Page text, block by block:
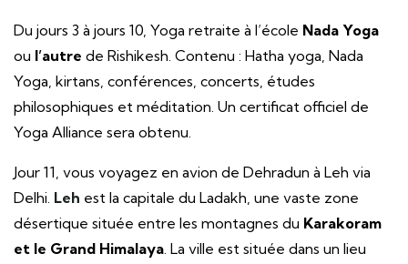
Du jours 3 à jours 10, Yoga retraite à l’école Nada Yoga
ou l’autre de Rishikesh. Contenu : Hatha yoga, Nada
Yoga, kirtans, conférences, concerts, études
philosophiques et méditation. Un certificat officiel de
Yoga Alliance sera obtenu.
Jour 11, vous voyagez en avion de Dehradun à Leh via
Delhi. Leh est la capitale du Ladakh, une vaste zone
désertique située entre les montagnes du Karakoram
et le Grand Himalaya. La ville est située dans un lieu